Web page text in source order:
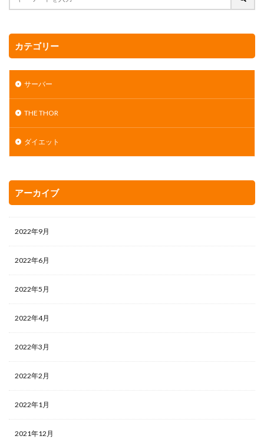
カテゴリー
サーバー
THE THOR
ダイエット
アーカイブ
2022年9月
2022年6月
2022年5月
2022年4月
2022年3月
2022年2月
2022年1月
2021年12月